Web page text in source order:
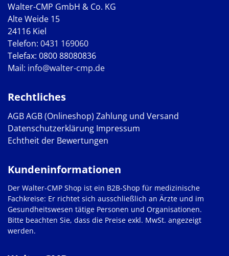
Walter-CMP GmbH & Co. KG
Alte Weide 15
24116 Kiel
Telefon: 0431 169060
Telefax: 0800 88080836
Mail: info@walter-cmp.de
Rechtliches
AGBAGB (Onlineshop) Zahlung und Versand
Datenschutzerklärung Impressum
Echtheit der Bewertungen
Kundeninformationen
Der Walter-CMP Shop ist ein B2B-Shop für medizinische
Fachkreise: Er richtet sich ausschließlich an Ärzte und im
Gesundheitswesen tätige Personen und Organisationen.
Bitte beachten Sie, dass die Preise exkl. MwSt. angezeigt
werden.